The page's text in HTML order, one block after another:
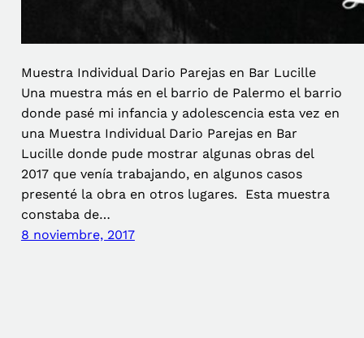
Muestra Individual Dario Parejas en Bar Lucille
Una muestra más en el barrio de Palermo el barrio
donde pasé mi infancia y adolescencia esta vez en
una Muestra Individual Dario Parejas en Bar
Lucille donde pude mostrar algunas obras del
2017 que venía trabajando, en algunos casos
presenté la obra en otros lugares. Esta muestra
constaba de…
8 noviembre, 2017